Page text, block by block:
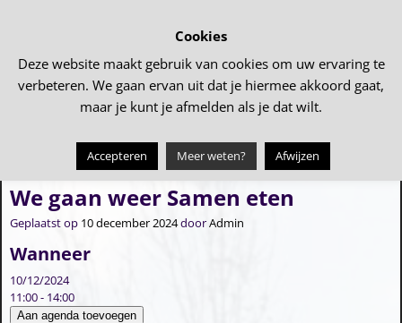
Bericht navigatie
Verlichte boerderijenroute 2024 Kerstnachtdienst
We gaan weer Samen eten
Geplaatst op 10 december 2024doorAdmin
Wanneer
10/12/2024
11:00 - 14:00
Aan agenda toevoegen
Cookies
Deze website maakt gebruik van cookies om uw ervaring te
verbeteren. We gaan ervan uit dat je hiermee akkoord gaat,
maar je kunt je afmelden als je dat wilt.
Accepteren Meer weten? Afwijzen